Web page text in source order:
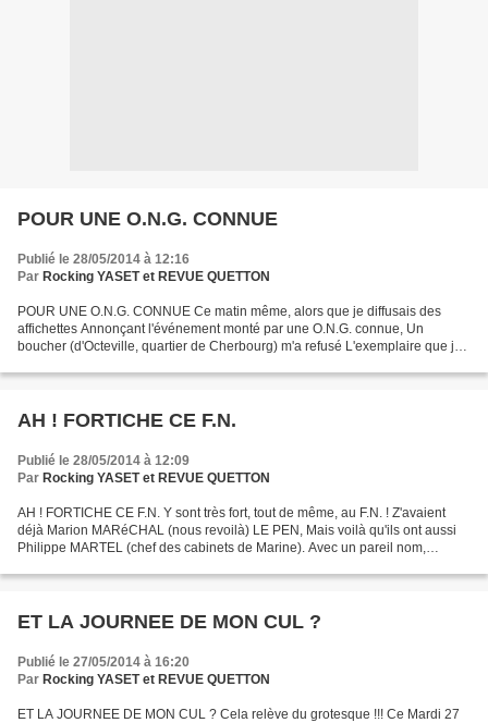
POUR UNE O.N.G. CONNUE
Publié le 28/05/2014 à 12:16
Par Rocking YASET et REVUE QUETTON
POUR UNE O.N.G. CONNUE Ce matin même, alors que je diffusais des
affichettes Annonçant l'événement monté par une O.N.G. connue, Un
boucher (d'Octeville, quartier de Cherbourg) m'a refusé L'exemplaire que je
AH ! FORTICHE CE F.N.
Publié le 28/05/2014 à 12:09
Par Rocking YASET et REVUE QUETTON
AH ! FORTICHE CE F.N. Y sont très fort, tout de même, au F.N. ! Z'avaient
déjà Marion MARéCHAL (nous revoilà) LE PEN, Mais voilà qu'ils ont aussi
Philippe MARTEL (chef des cabinets de Marine). Avec un pareil nom,
ET LA JOURNEE DE MON CUL ?
Publié le 27/05/2014 à 16:20
Par Rocking YASET et REVUE QUETTON
ET LA JOURNEE DE MON CUL ? Cela relève du grotesque !!! Ce Mardi 27